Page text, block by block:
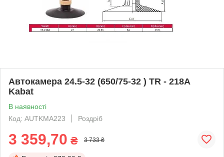
Автокамера 24.5-32 (650/75-32 ) TR - 218A
Kabat
В наявності
Код: AUTKMA223
Роздріб
3 359,70 ₴ 3 733 ₴